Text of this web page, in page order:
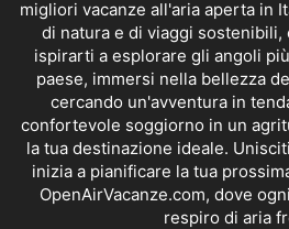
migliori vacanze all'aria aperta in
di natura e di viaggi
ispirarti a esplorare gli angoli
paese, immersi nella bellezza
cercando un'avventura in
confortevole soggiorno in un
la tua destinazione ideale.
inizia a pianificare la tua
OpenAirVacanze.com, dove
respiro di aria